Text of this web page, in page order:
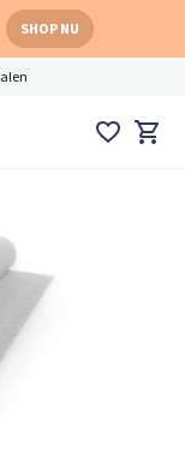
SHOP NU